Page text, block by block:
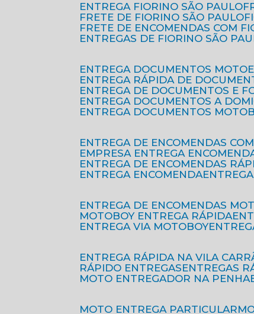
ENTREGA FIORINO SÃO PAULO
FRETE DE FIORINO SÃO PAULO
FRETE DE ENCOMENDAS COM
ENTREGAS DE FIORINO SÃO
ENTREGA DOCUMENTOS MOTO
ENTREGA RÁPIDA DE
ENTREGA DE DOCUMENTOS E
ENTREGA DOCUMENTOS A
ENTREGA DOCUMENTOS
ENTREGA DE ENCOMENDAS
EMPRESA ENTREGA
ENTREGA DE ENCOMENDAS
ENTREGA ENCOMENDA
ENTREGA DE ENCOMENDAS
MOTOBOY ENTREGA RÁPIDA
ENTREGA VIA MOTOBOY
ENTREGA RÁPIDA NA VILA
RÁPIDO ENTREGAS
ENTREGAS
MOTO ENTREGADOR NA PENHA
MOTO ENTREGA PARTICULAR